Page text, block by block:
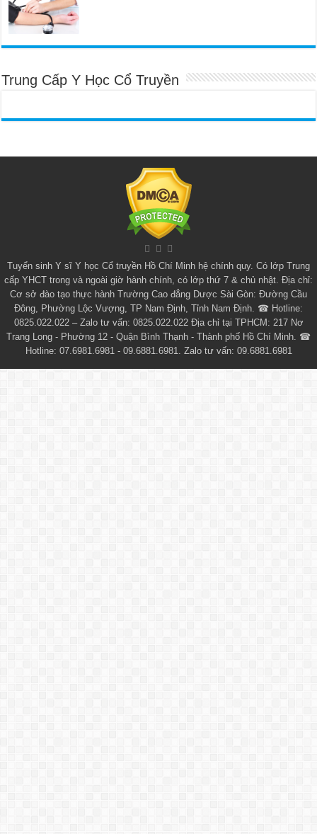
Trung Cấp Y Học Cổ Truyền
Tuyển sinh Y sĩ Y học Cổ truyền Hồ Chí Minh hệ chính quy. Có lớp Trung
cấp YHCT trong và ngoài giờ hành chính, có lớp thứ 7 & chủ nhật. Địa chỉ:
Cơ sở đào tạo thực hành Trường Cao đẳng Dược Sài Gòn: Đường Cầu
Đông, Phường Lộc Vượng, TP Nam Định, Tỉnh Nam Định. ☎ Hotline:
0825.022.022 – Zalo tư vấn: 0825.022.022 Địa chỉ tại TPHCM: 217 Nơ
Trang Long - Phường 12 - Quận Bình Thạnh - Thành phố Hồ Chí Minh. ☎
Hotline: 07.6981.6981 - 09.6881.6981. Zalo tư vấn: 09.6881.6981